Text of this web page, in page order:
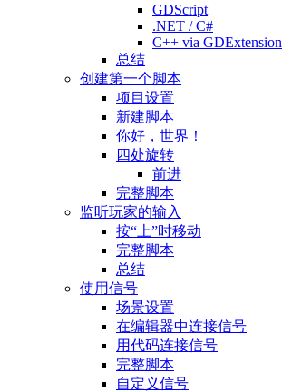
GDScript
.NET / C#
C++ via GDExtension
总结
创建第一个脚本
项目设置
新建脚本
你好，世界！
四处旋转
前进
完整脚本
监听玩家的输入
按“上”时移动
完整脚本
总结
使用信号
场景设置
在编辑器中连接信号
用代码连接信号
完整脚本
自定义信号